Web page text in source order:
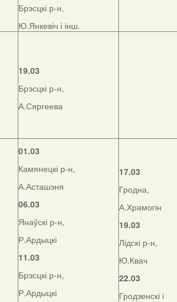
Брэсцкі р-н,
Ю.Янкевіч і інш.
19.03
Брэсцкі р-н,
А.Сяргеева
01.03
Камянецкі р-н,
А.Асташэня
06.03
Янаўскі р-н,
Р.Ардыцкі
11.03
Брэсцкі р-н,
Р.Ардыцкі
17.03
Гродна,
А.Храмогін
19.03
Лідскі р-н,
Ю.Квач
22.03
Гродзенскі і